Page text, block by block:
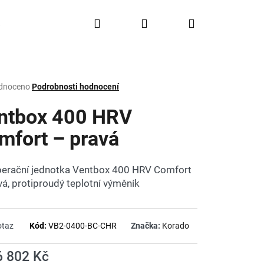
Doprava a platba Značky
Hledat PřihlášeníNákupní
Podrobnosti hodnocení
400 HRV
– pravá
jednotka Ventbox 400 HRV Comfort
protiproudý teplotní výměník
Kód: VB2-0400-BC-CHR Značka: Korado
802 Kč